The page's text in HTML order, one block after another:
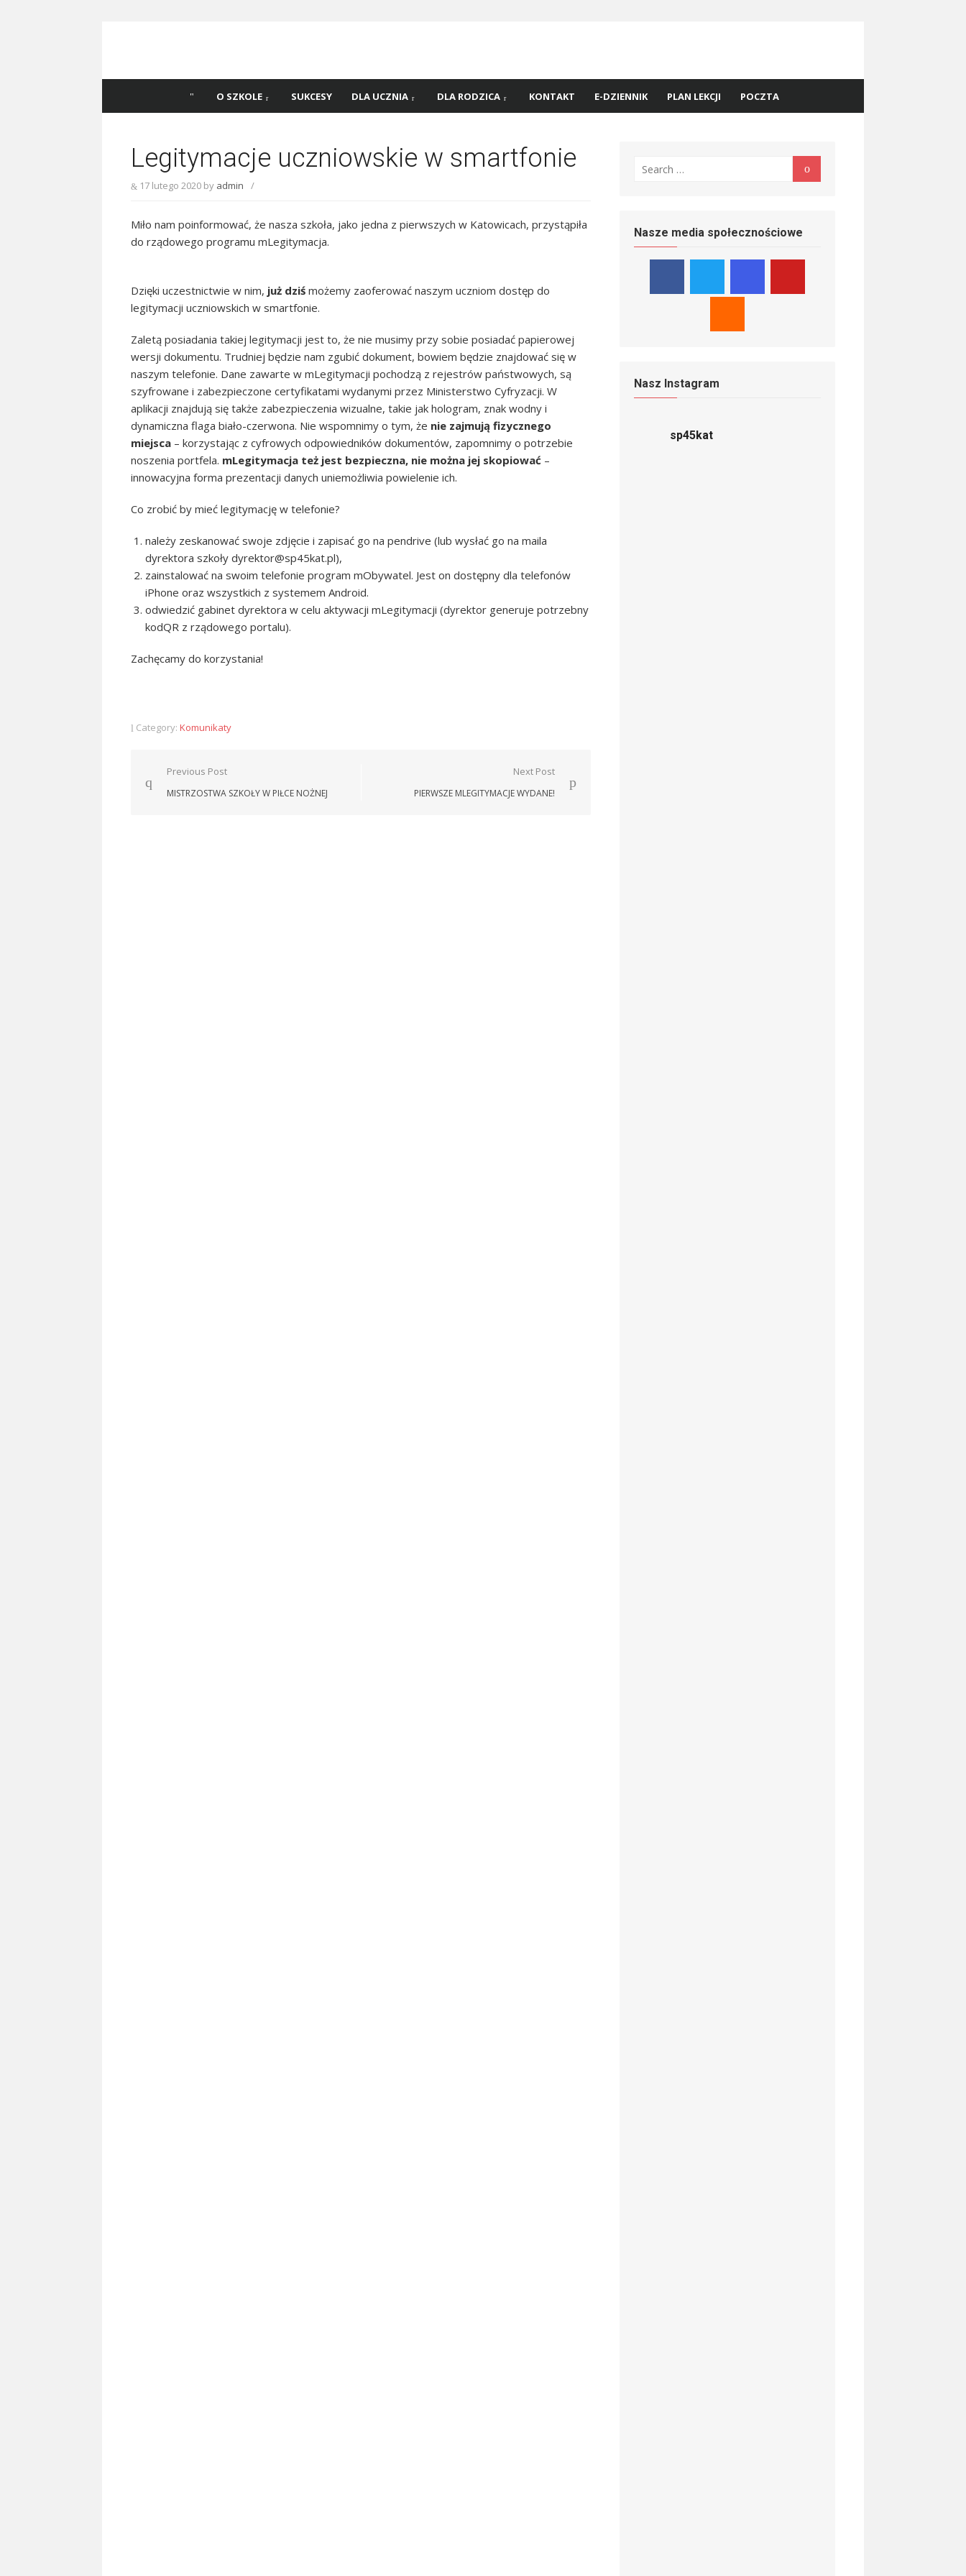
45 w Katowicach!
Katowicach
O SZKOLE SUKCESY DLA UCZNIA DLA RODZICA KONTAKT E-DZIENNIK PLAN LEKCJI POCZTA
Legitymacje uczniowskie w smartfonie
17 lutego 2020 by admin /
Miło nam poinformować, że nasza szkoła, jako jedna z pierwszych w Katowicach, przystąpiła
do rządowego programu mLegitymacja.
Dzięki uczestnictwie w nim, już dziś możemy zaoferować naszym uczniom dostęp do
legitymacji uczniowskich w smartfonie.
Zaletą posiadania takiej legitymacji jest to, że nie musimy przy sobie posiadać papierowej
wersji dokumentu. Trudniej będzie nam zgubić dokument, bowiem będzie znajdować się w
naszym telefonie. Dane zawarte w mLegitymacji pochodzą z rejestrów państwowych, są
szyfrowane i zabezpieczone certyfikatami wydanymi przez Ministerstwo Cyfryzacji. W
aplikacji znajdują się także zabezpieczenia wizualne, takie jak hologram, znak wodny i
dynamiczna flaga biało-czerwona. Nie wspomnimy o tym, że nie zajmują fizycznego
miejsca – korzystając z cyfrowych odpowiedników dokumentów, zapomnimy o potrzebie
noszenia portfela. mLegitymacja też jest bezpieczna, nie można jej skopiować –
innowacyjna forma prezentacji danych uniemożliwia powielenie ich.
Co zrobić by mieć legitymację w telefonie?
należy zeskanować swoje zdjęcie i zapisać go na pendrive (lub wysłać go na maila
dyrektora szkoły dyrektor@sp45kat.pl),
zainstalować na swoim telefonie program mObywatel. Jest on dostępny dla telefonów
iPhone oraz wszystkich z systemem Android.
odwiedzić gabinet dyrektora w celu aktywacji mLegitymacji (dyrektor generuje potrzebny
kodQR z rządowego portalu).
Zachęcamy do korzystania!
Category: Komunikaty
Nawigacja
wpisu
Previous Post
MISTRZOSTWA SZKOŁY W PIŁCE NOŻNEJ
Next Post
PIERWSZE MLEGITYMACJE WYDANE!
for: Search
Nasze media społecznościowe
Nasz Instagram
sp45kat